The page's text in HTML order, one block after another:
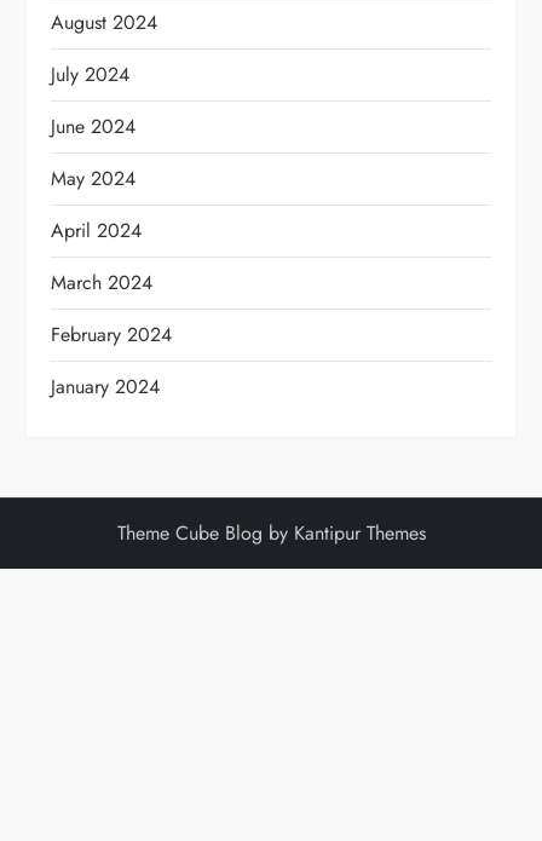
August 2024
July 2024
June 2024
May 2024
April 2024
March 2024
February 2024
January 2024
Theme Cube Blog by Kantipur Themes